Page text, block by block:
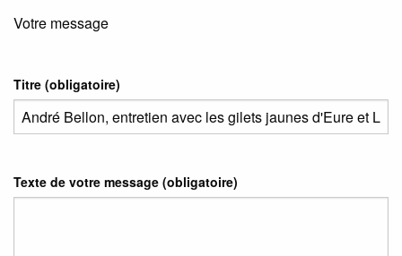
Votre message
Titre (obligatoire)
Texte de votre message (obligatoire)